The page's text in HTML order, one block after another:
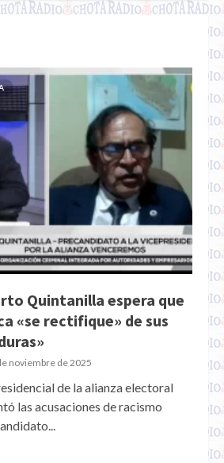
Quintanilla espera que
«se rectifique» de sus
noviembre de 2025
de la alianza electoral
las acusaciones de racismo